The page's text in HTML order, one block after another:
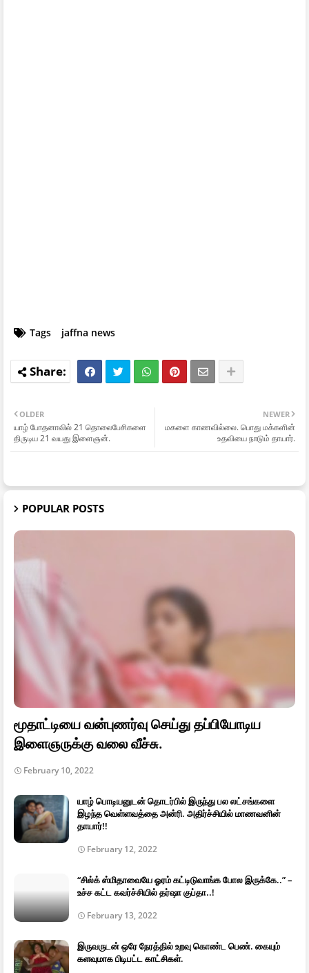
Tags jaffna news
NEWER
மகளை காணவில்லை. பொது மக்களின்
உதவியை நாடும் தாயார்.
OLDER
யாழ் போதனாவில் 21 தொலைபேசிகளை
திருடிய 21 வயது இளைஞன்.
POPULAR POSTS
மூதாட்டியை வன்புணர்வு செய்து தப்பியோடிய
இளைஞருக்கு வலை வீச்சு.
February 10, 2022
யாழ் பொடியனுடன் தொடர்பில் இருந்து பல லட்சங்களை
இழந்த வெள்ளவத்தை அன்ரி. அதிர்ச்சியில் மாணவனின்
தாயார்!!
February 12, 2022
“சில்க் ஸ்மிதாவையே ஓரம் கட்டிடுவாங்க போல இருக்கே..” –
உச்ச கட்ட கவர்ச்சியில் தர்ஷா குப்தா..!
February 13, 2022
இருவருடன் ஒரே நேரத்தில் உறவு கொண்ட பெண். கையும்
களவுமாக பிடிபட்ட காட்சிகள்.